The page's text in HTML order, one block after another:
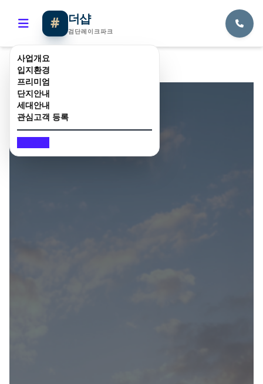
사업개요
입지환경
프리미엄
단지안내
세대안내
관심고객 등록
# 더샵
검단레이크파크
홈